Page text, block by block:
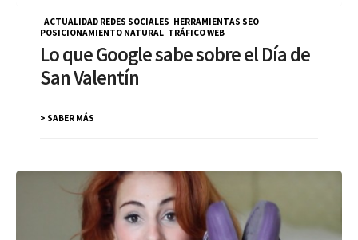
ACTUALIDAD REDES SOCIALES HERRAMIENTAS SEO
POSICIONAMIENTO NATURAL TRÁFICO WEB
Lo que Google sabe sobre el Día de
San Valentín
> SABER MÁS